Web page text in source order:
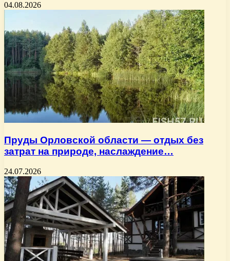
04.08.2026
Пруды Орловской области — отдых без
затрат на природе, наслаждение…
24.07.2026